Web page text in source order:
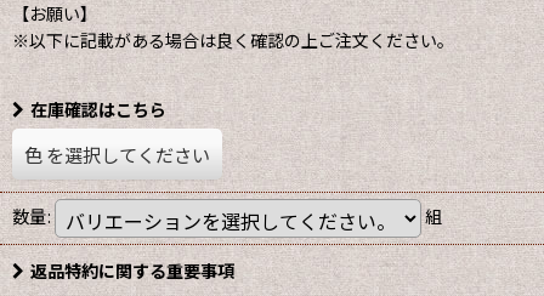
【お願い】
※以下に記載がある場合は良く確認の上ご注文ください。
在庫確認はこちら
色を選択してください
数量: 組
返品特約に関する重要事項